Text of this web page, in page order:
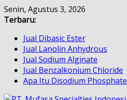
Skip
to
Senin, Agustus 3, 2026
Terbaru:
Jual Dibasic Ester
Jual Lanolin Anhydrous
Jual Sodium Alginate
Jual Benzalkonium Chloride
Apa Itu Disodium Phosphate